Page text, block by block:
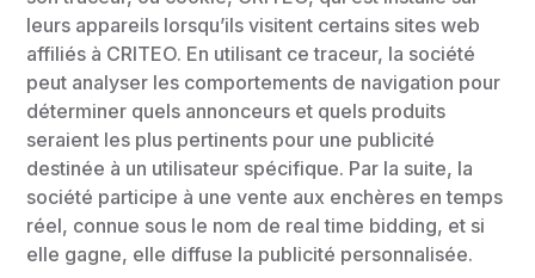
leurs appareils lorsqu’ils visitent certains sites web
affiliés à CRITEO. En utilisant ce traceur, la société
peut analyser les comportements de navigation pour
déterminer quels annonceurs et quels produits
seraient les plus pertinents pour une publicité
destinée à un utilisateur spécifique. Par la suite, la
société participe à une vente aux enchères en temps
réel, connue sous le nom de real time bidding, et si
elle gagne, elle diffuse la publicité personnalisée.